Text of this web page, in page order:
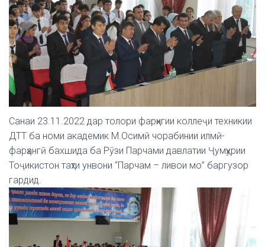
Санаи 23.11.2022 дар толори фарҳнгии коллеҷи техникии
ДТТ ба номи академик М.Осимӣ чорабинии илмӣ-
фарҳангӣ бахшида ба Рӯзи Парчами давлатии Ҷумҳурии
Тоҷикистон таҳти унвони “Парчам – ливои мо” баргузор
гардид.